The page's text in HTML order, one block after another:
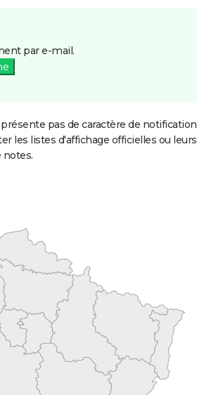
par e-mail.
pas de caractère de notification
les listes d'affichage officielles ou leurs
notes.